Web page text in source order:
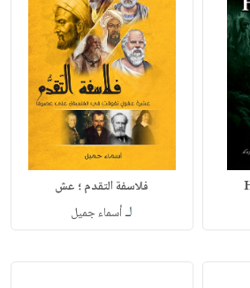
فلاسفة التقدم ؛ عش
لـأسماء جميل